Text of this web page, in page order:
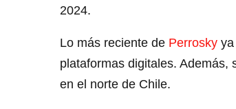
2024.
Lo más reciente de Perrosky
plataformas digitales. Además,
en el norte de Chile.